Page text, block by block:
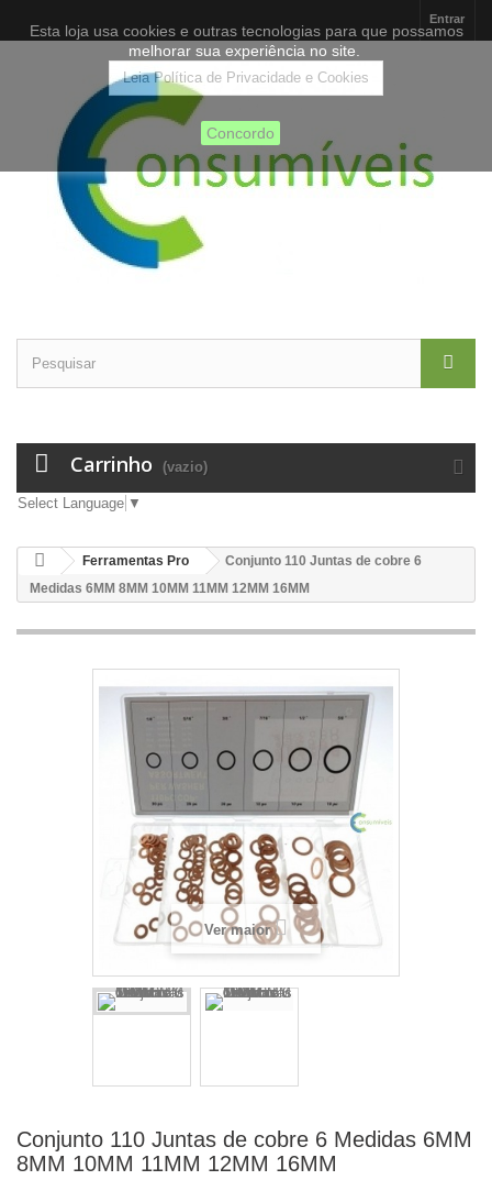
Entrar
Carrinho (vazio)
Select Language ▼
Ferramentas Pro
Conjunto 110 Juntas de cobre 6
Medidas 6MM 8MM 10MM 11MM 12MM 16MM
Ver maior
Conjunto 110 Juntas de cobre 6 Medidas 6MM
8MM 10MM 11MM 12MM 16MM
Esta loja usa cookies e outras tecnologias para que possamos
melhorar sua experiência no site.
Leia Política de Privacidade e Cookies
Concordo